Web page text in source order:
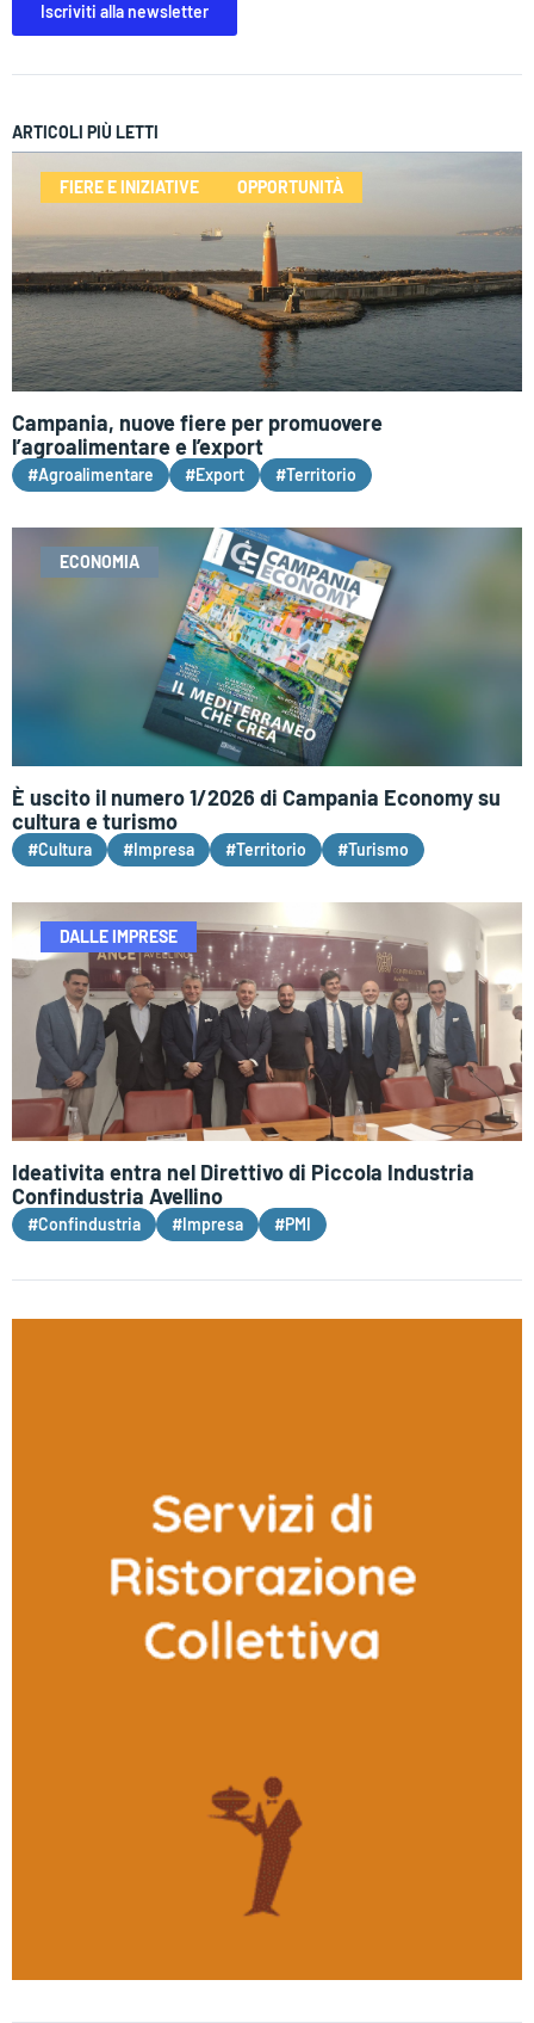
Iscriviti alla newsletter
ARTICOLI PIÙ LETTI
FIERE E INIZIATIVE OPPORTUNITÀ
Campania, nuove fiere per promuovere
l’agroalimentare e l’export
#Agroalimentare #Export #Territorio
ECONOMIA
È uscito il numero 1/2026 di Campania Economy su
cultura e turismo
#Cultura #Impresa #Territorio #Turismo
DALLE IMPRESE
Ideativita entra nel Direttivo di Piccola Industria
Confindustria Avellino
#Confindustria #Impresa #PMI